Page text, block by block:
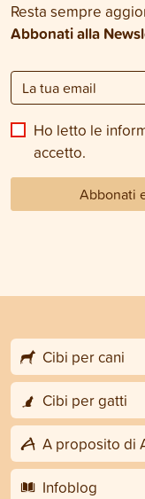
Resta sempre
Abbonati alla
Ho letto le
accetto.
Abbonati
Cibi per cani
Cibi per gatti
A proposito di
Infoblog